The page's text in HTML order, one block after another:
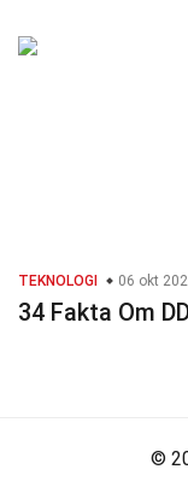
TEKNOLOGI 06 okt
34 Fakta Om
©